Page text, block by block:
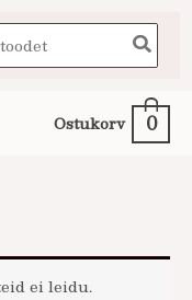
Ostukorv 0
ei leidu.